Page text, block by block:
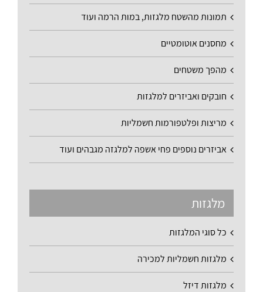
תמונות מהשטח מלגזות, במות הרמה ועוד
מחסנים אוטומטיים
מהפך משטחים
חובקים ואביזרים למלגזות
מריצות ופלטפורמות חשמליות
אביזרים נוספים פחי אשפה למלגזה מגבהים ועוד
מלגזות
כל סוגי המלגזות
מלגזות חשמליות למכירה
מלגזות דיזל